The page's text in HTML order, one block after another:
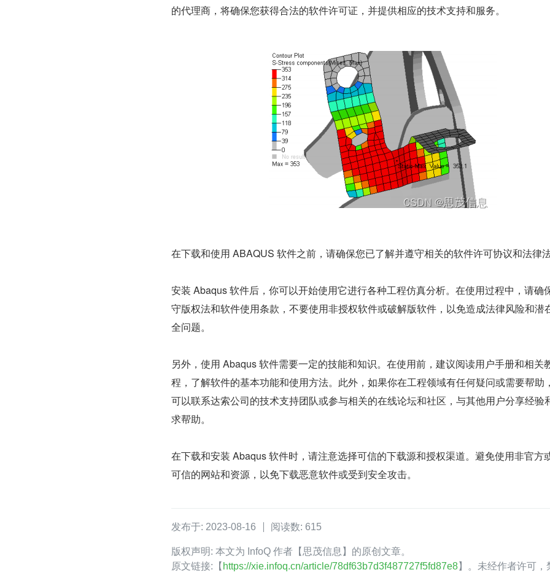
的代理商，将确保您获得合法的软件许可证，并提供相应的技术支持和服务。
在下载和使用 ABAQUS 软件之前，请确保您已了解并遵守相关的软件许可协议和法律法
安装 Abaqus 软件后，你可以开始使用它进行各种工程仿真分析。在使用过程中，请确
守版权法和软件使用条款，不要使用非授权软件或破解版软件，以免造成法律风险和潜
全问题。
另外，使用 Abaqus 软件需要一定的技能和知识。在使用前，建议阅读用户手册和相关
程，了解软件的基本功能和使用方法。此外，如果你在工程领域有任何疑问或需要帮助
可以联系达索公司的技术支持团队或参与相关的在线论坛和社区，与其他用户分享经验
求帮助。
在下载和安装 Abaqus 软件时，请注意选择可信的下载源和授权渠道。避免使用非官方
可信的网站和资源，以免下载恶意软件或受到安全攻击。
发布于: 2023-08-16 阅读数: 615
版权声明: 本文为 InfoQ 作者【思茂信息】的原创文章。
原文链接:【 https://xie.infoq.cn/article/78df63b7d3f487727f5fd87e8】。未经作者许可，